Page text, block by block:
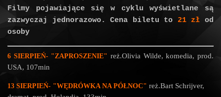
Filmy pojawiające się w cyklu wyświetlane są
zazwyczaj jednorazowo. Cena biletu to 21 zł od
osoby
6 SIERPIEŃ- "ZAPROSZENIE" reż.Olivia Wilde, komedia, prod.
USA, 107min
13 SIERPIEŃ- "WĘDRÓWKA NA PÓŁNOC" reż.Bart Schrijver,